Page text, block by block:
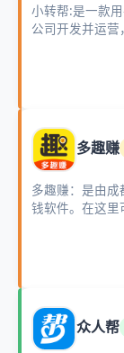
小转帮:是一款
公司开发并运营
多趣赚
多趣赚：是由
钱软件。在这里
获得积分，积
众人帮